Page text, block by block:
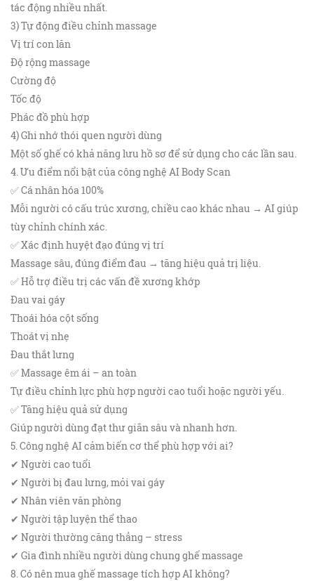
tác động nhiều nhất.
3) Tự động điều chỉnh massage
Vị trí con lăn
Độ rộng massage
Cường độ
Tốc độ
Phác đồ phù hợp
4) Ghi nhớ thói quen người dùng
Một số ghế có khả năng lưu hồ sơ để sử dụng cho các lần sau.
4. Ưu điểm nổi bật của công nghệ AI Body Scan
✅ Cá nhân hóa 100%
Mỗi người có cấu trúc xương, chiều cao khác nhau → AI giúp
tùy chỉnh chính xác.
✅ Xác định huyệt đạo đúng vị trí
Massage sâu, đúng điểm đau → tăng hiệu quả trị liệu.
✅ Hỗ trợ điều trị các vấn đề xương khớp
Đau vai gáy
Thoái hóa cột sống
Thoát vị nhẹ
Đau thắt lưng
✅ Massage êm ái – an toàn
Tự điều chỉnh lực phù hợp người cao tuổi hoặc người yếu.
✅ Tăng hiệu quả sử dụng
Giúp người dùng đạt thư giãn sâu và nhanh hơn.
5. Công nghệ AI cảm biến cơ thể phù hợp với ai?
✔ Người cao tuổi
✔ Người bị đau lưng, mỏi vai gáy
✔ Nhân viên văn phòng
✔ Người tập luyện thể thao
✔ Người thường căng thẳng – stress
✔ Gia đình nhiều người dùng chung ghế massage
8. Có nên mua ghế massage tích hợp AI không?